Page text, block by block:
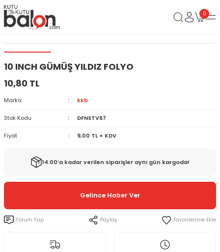
0
10 INCH GÜMÜŞ YILDIZ FOLYO
10,80 TL
Marka kkb
Stok Kodu DFNSTV67
Fiyat 9,00 TL + KDV
14:00’a kadar verilen siparişler aynı gün kargoda!
Gelince Haber Ver
Yorum Yap Paylaş